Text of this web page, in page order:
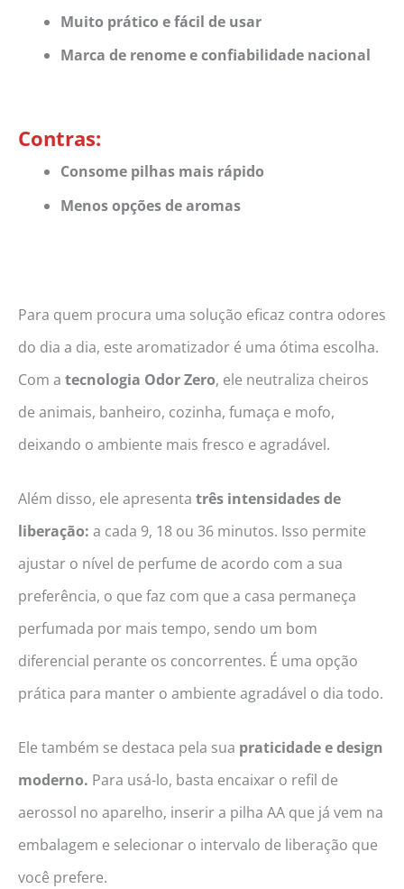
Muito prático e fácil de usar
Marca de renome e confiabilidade nacional
Contras:
Consome pilhas mais rápido
Menos opções de aromas
Para quem procura uma solução eficaz contra odores
do dia a dia, este aromatizador é uma ótima escolha.
Com a tecnologia Odor Zero, ele neutraliza cheiros
de animais, banheiro, cozinha, fumaça e mofo,
deixando o ambiente mais fresco e agradável.
Além disso, ele apresenta três intensidades de
liberação: a cada 9, 18 ou 36 minutos. Isso permite
ajustar o nível de perfume de acordo com a sua
preferência, o que faz com que a casa permaneça
perfumada por mais tempo, sendo um bom
diferencial perante os concorrentes. É uma opção
prática para manter o ambiente agradável o dia todo.
Ele também se destaca pela sua praticidade e design
moderno. Para usá-lo, basta encaixar o refil de
aerossol no aparelho, inserir a pilha AA que já vem na
embalagem e selecionar o intervalo de liberação que
você prefere.